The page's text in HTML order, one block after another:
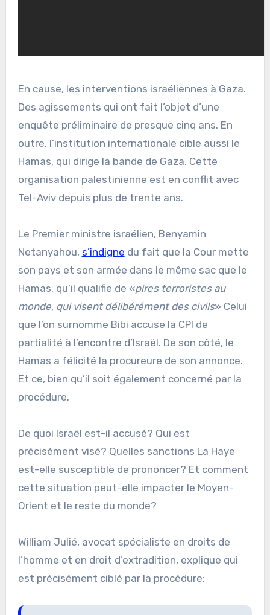
En cause, les interventions israéliennes à Gaza.
Des agissements qui ont fait l’objet d’une
enquête préliminaire de presque cinq ans. En
outre, l’institution internationale cible aussi le
Hamas, qui dirige la bande de Gaza. Cette
organisation palestinienne est en conflit avec
Tel-Aviv depuis plus de trente ans.
Le Premier ministre israélien, Benyamin
Netanyahou, s’indigne du fait que la Cour mette
son pays et son armée dans le même sac que le
Hamas, qu’il qualifie de «pires terroristes au
monde, qui visent délibérément des civils» Celui
que l’on surnomme Bibi accuse la CPI de
partialité à l’encontre d’Israël. De son côté, le
Hamas a félicité la procureure de son annonce.
Et ce, bien qu’il soit également concerné par la
procédure.
De quoi Israël est-il accusé? Qui est
précisément visé? Quelles sanctions La Haye
est-elle susceptible de prononcer? Et comment
cette situation peut-elle impacter le Moyen-
Orient et le reste du monde?
William Julié, avocat spécialiste en droits de
l’homme et en droit d’extradition, explique qui
est précisément ciblé par la procédure: